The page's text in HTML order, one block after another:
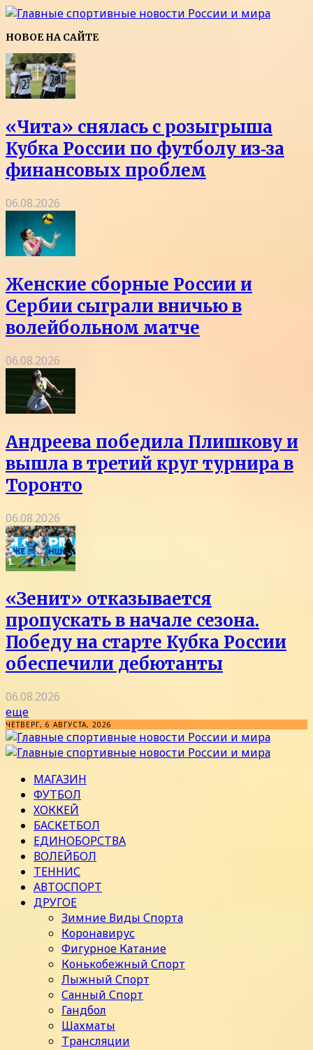
НОВОЕ НА САЙТЕ
«Чита» снялась с розыгрыша
Кубка России по футболу из‑за
финансовых проблем
06.08.2026
Женские сборные России и
Сербии сыграли вничью в
волейбольном матче
06.08.2026
Андреева победила Плишкову и
вышла в третий круг турнира в
Торонто
06.08.2026
«Зенит» отказывается
пропускать в начале сезона.
Победу на старте Кубка России
обеспечили дебютанты
06.08.2026
еще
ЧЕТВЕРГ, 6 АВГУСТА, 2026
МАГАЗИН
ФУТБОЛ
ХОККЕЙ
БАСКЕТБОЛ
ЕДИНОБОРСТВА
ВОЛЕЙБОЛ
ТЕННИС
АВТОСПОРТ
ДРУГОЕ
Зимние Виды Спорта
Коронавирус
Фигурное Катание
Конькобежный Спорт
Лыжный Спорт
Санный Спорт
Гандбол
Шахматы
Трансляции